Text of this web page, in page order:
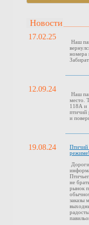
Новости
17.02.25
Наш
номера
12.09.24
Наш
место.
118А и
птичий
и
19.08.24
Птичий
режиме!
не
рынок
заказы